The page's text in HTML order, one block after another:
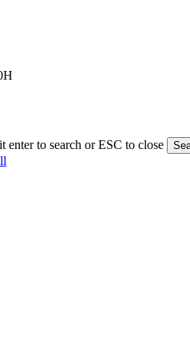
enter to search or ESC to close